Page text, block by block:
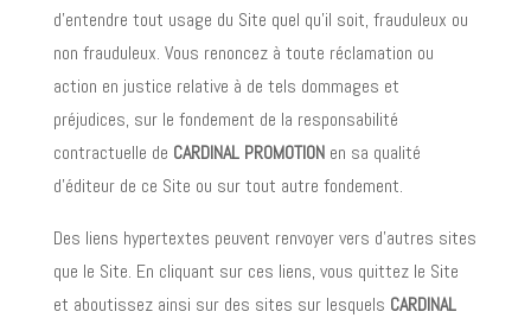
d’entendre tout usage du Site quel qu’il soit, frauduleux ou
non frauduleux. Vous renoncez à toute réclamation ou
action en justice relative à de tels dommages et
préjudices, sur le fondement de la responsabilité
contractuelle de CARDINAL PROMOTION en sa qualité
d’éditeur de ce Site ou sur tout autre fondement.
Des liens hypertextes peuvent renvoyer vers d’autres sites
que le Site. En cliquant sur ces liens, vous quittez le Site
et aboutissez ainsi sur des sites sur lesquels CARDINAL